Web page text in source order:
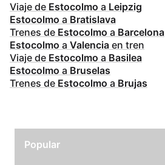
Viaje de Estocolmo a Leipzig
Estocolmo a Bratislava
Trenes de Estocolmo a Barcelona
Estocolmo a Valencia en tren
Viaje de Estocolmo a Basilea
Estocolmo a Bruselas
Trenes de Estocolmo a Brujas
Popular